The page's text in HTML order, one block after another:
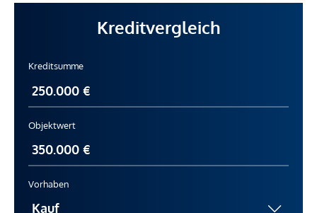
Kreditvergleich
Kreditsumme
Objektwert
Vorhaben